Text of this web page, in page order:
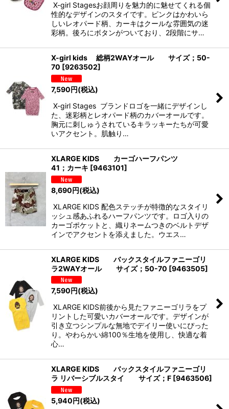
X-girl Stagesお顔周りを魅力的に魅せてくれる個
性的なデザインのスタイです。ピンクはかわいら
しいレオパード柄、カーキはクールな雰囲気の迷
彩柄。後ろにボタンがついており、2段階にサ…
X-girl kids 総柄2WAYオール サイズ；50-
70 [9263502]
7,590円(税込)
X-girl Stages ブランドロゴを一緒にデザインし
た、迷彩柄とレオパード柄のカバーオールです。
胸元に刺しゅうされているキラッキーたちが可愛
いアクセント。肌触り…
XLARGE KIDS カーゴハーフパンツ
41；カーキ [9463101]
8,690円(税込)
XLARGE KIDS 配色ステッチが特徴的なスタイリ
ッシュ感あふれるハーフパンツです。ロゴ入りの
カーゴポケットと、織りネームつきのベルトデザ
インでアクセントを添えました。ウエス…
XLARGE KIDS バックスタイルファニーゴリ
ラ2WAYオール サイズ；50-70 [9463505]
7,590円(税込)
XLARGE KIDS前後から見たファニーゴリラをプ
リントした可愛いカバーオールです。デザインが
引き立つシンプルな無地でデイリー使いにぴった
り。やわらかい綿100％生地を使用し、快適な着
心…
XLARGE KIDS バックスタイルファニーゴリ
ラ リバーシブルスタイ サイズ；F [9463506]
5,940円(税込)